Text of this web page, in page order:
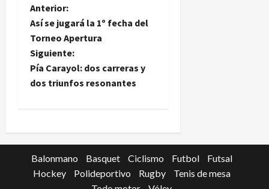
N
a
v
e
a
c
Anterior:
Así se jugará la 1º fecha del
Torneo Apertura
Siguiente:
Pía Carayol: dos carreras y
dos triunfos resonantes
Balonmano Basquet Ciclismo Futbol
Futsal
Hockey
Polideportivo Rugby
Tenis de mesa